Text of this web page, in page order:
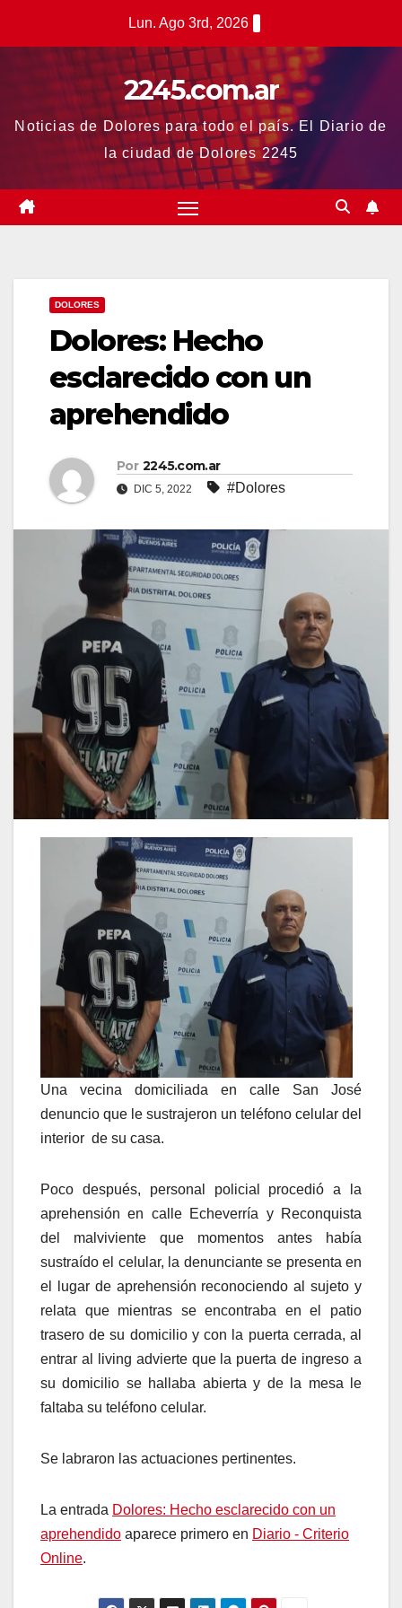
Lun. Ago 3rd, 2026
2245.com.ar
Noticias de Dolores para todo el país. El Diario de
la ciudad de Dolores 2245
DOLORES
Dolores: Hecho
esclarecido con un
aprehendido
Por 2245.com.ar
DIC 5, 2022 #Dolores
Una vecina domiciliada en calle San José
denuncio que le sustrajeron un teléfono celular del
interior de su casa.
Poco después, personal policial procedió a la
aprehensión en calle Echeverría y Reconquista
del malviviente que momentos antes había
sustraído el celular, la denunciante se presenta en
el lugar de aprehensión reconociendo al sujeto y
relata que mientras se encontraba en el patio
trasero de su domicilio y con la puerta cerrada, al
entrar al living advierte que la puerta de ingreso a
su domicilio se hallaba abierta y de la mesa le
faltaba su teléfono celular.
Se labraron las actuaciones pertinentes.
La entrada Dolores: Hecho esclarecido con un
aprehendido aparece primero en Diario - Criterio
Online.